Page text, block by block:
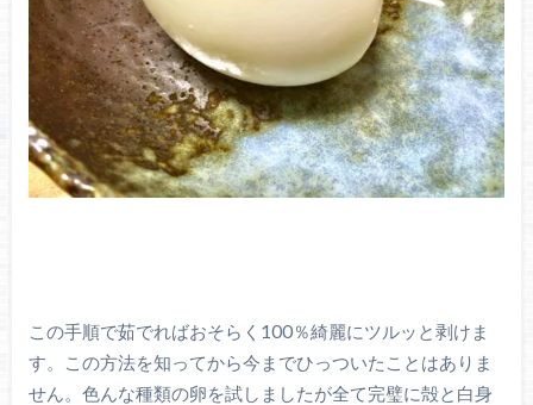
この手順で茹でればおそらく100％綺麗にツルッと剥けま
す。この方法を知ってから今までひっついたことはありま
せん。色んな種類の卵を試しましたが全て完璧に殻と白身